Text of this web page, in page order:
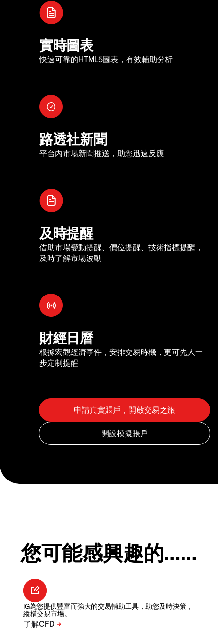
實時圖表
快速可靠的HTML5圖表，有效輔助分析
路透社新聞
平台內市場新聞推送，助您迅速反應
及時提醒
借助市場變動提醒、價位提醒、技術指標提醒，
及時了解市場波動
財經日曆
根據宏觀經濟事件，安排交易時機，更可先人一
步定制提醒
您可能感興趣的……
IG為您提供豐富而強大的交易輔助工具，助您及時決策，
縱橫交易市場。